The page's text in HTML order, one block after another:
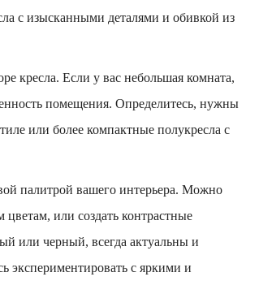
с изысканными деталями и обивкой из
кресла. Если у вас небольшая комната,
помещения. Определитесь, нужны
или более компактные полукресла с
палитрой вашего интерьера. Можно
или создать контрастные
или черный, всегда актуальны и
экспериментировать с яркими и